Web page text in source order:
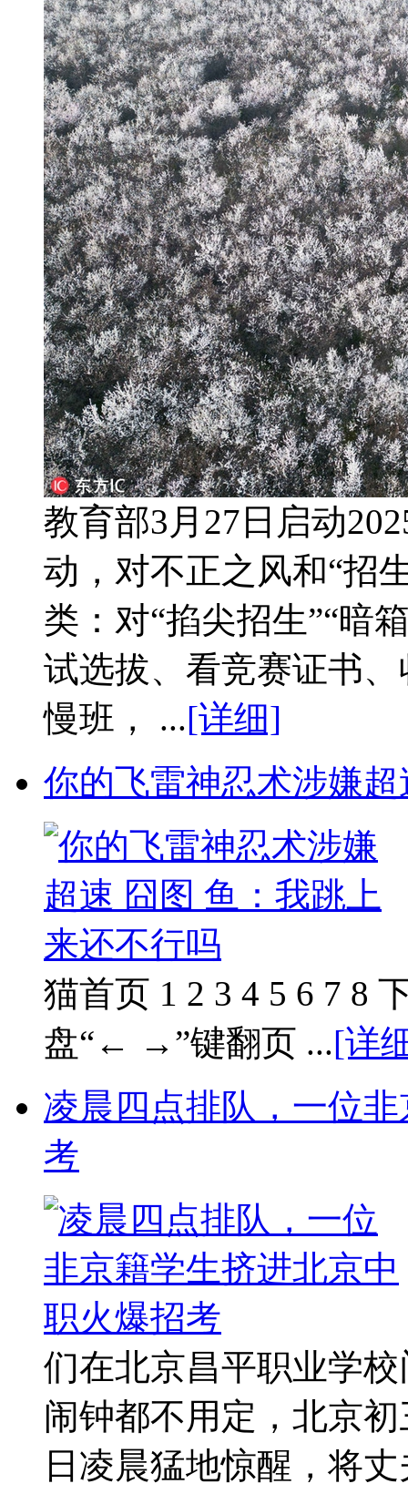
教育部3月27日启动
动，对不正之风和“招
类：对“掐尖招生”“暗
试选拔、看竞赛证书
慢班， ...[详细]
你的飞雷神忍术涉嫌
猫首页 1 2 3 4 5 6 7 8
盘“← →”键翻页 ...[详
凌晨四点排队，一位
考
们在北京昌平职业学
闹钟都不用定，北京
日凌晨猛地惊醒，将